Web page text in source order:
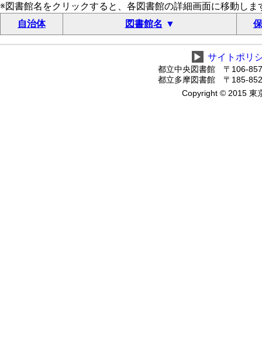
※図書館名をクリックすると、各図書館の詳細画面に移動しま
自治体
図書館名
▶ サイトポリ
都立中央図書館 〒106-
都立多摩図書館 〒185-
Copyright © 2015 東